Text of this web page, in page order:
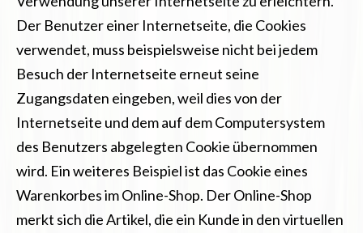
Der Benutzer einer Internetseite, die Cookies
verwendet, muss beispielsweise nicht bei jedem
Besuch der Internetseite erneut seine
Zugangsdaten eingeben, weil dies von der
Internetseite und dem auf dem Computersystem
des Benutzers abgelegten Cookie übernommen
wird. Ein weiteres Beispiel ist das Cookie eines
Warenkorbes im Online-Shop. Der Online-Shop
merkt sich die Artikel, die ein Kunde in den virtuellen